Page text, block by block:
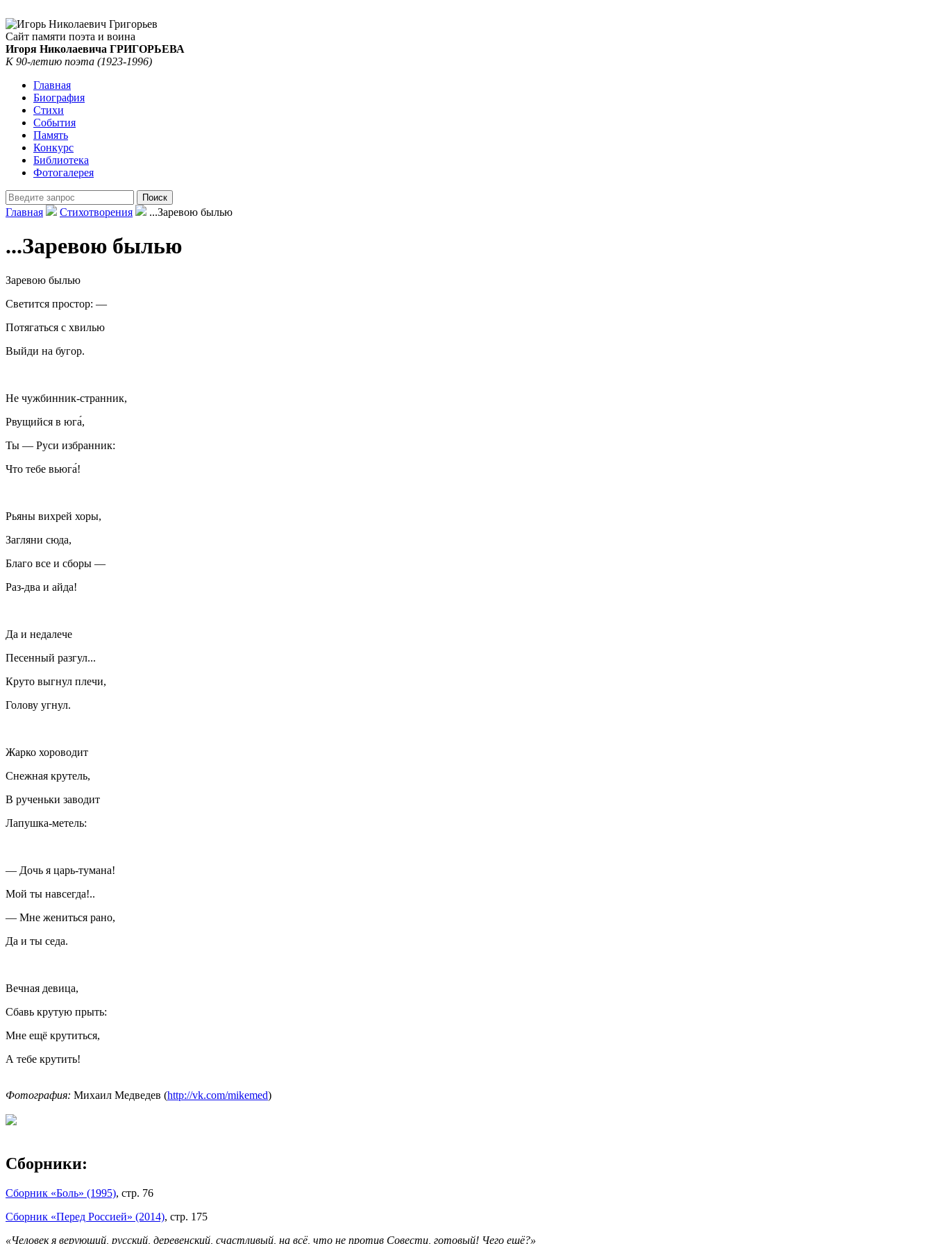
Сайт памяти поэта и воина
Игоря Николаевича ГРИГОРЬЕВА
К 90-летию поэта (1923-1996)
Главная
Биография
Стихи
События
Память
Конкурс
Библиотека
Фотогалерея
Главная Стихотворения ...Заревою былью
...Заревою былью
Заревою былью
Светится простор: —
Потягаться с хвилью
Выйди на бугор.
Не чужбинник-странник,
Рвущийся в юга́,
Ты — Руси избранник:
Что тебе вьюга́!
Рьяны вихрей хоры,
Загляни сюда,
Благо все и сборы —
Раз-два и айда!
Да и недалече
Песенный разгул...
Круто выгнул плечи,
Голову угнул.
Жарко хороводит
Снежная крутель,
В рученьки заводит
Лапушка-метель:
— Дочь я царь-тумана!
Мой ты навсегда!..
— Мне жениться рано,
Да и ты седа.
Вечная девица,
Сбавь крутую прыть:
Мне ещё крутиться,
А тебе крутить!
Фотография: Михаил Медведев (http://vk.com/mikemed)
Сборники:
Сборник «Боль» (1995), стр. 76
Сборник «Перед Россией» (2014), стр. 175
«Человек я верующий, русский, деревенский, счастливый, на всё, что не против Совести, готовый! Чего ещё?»